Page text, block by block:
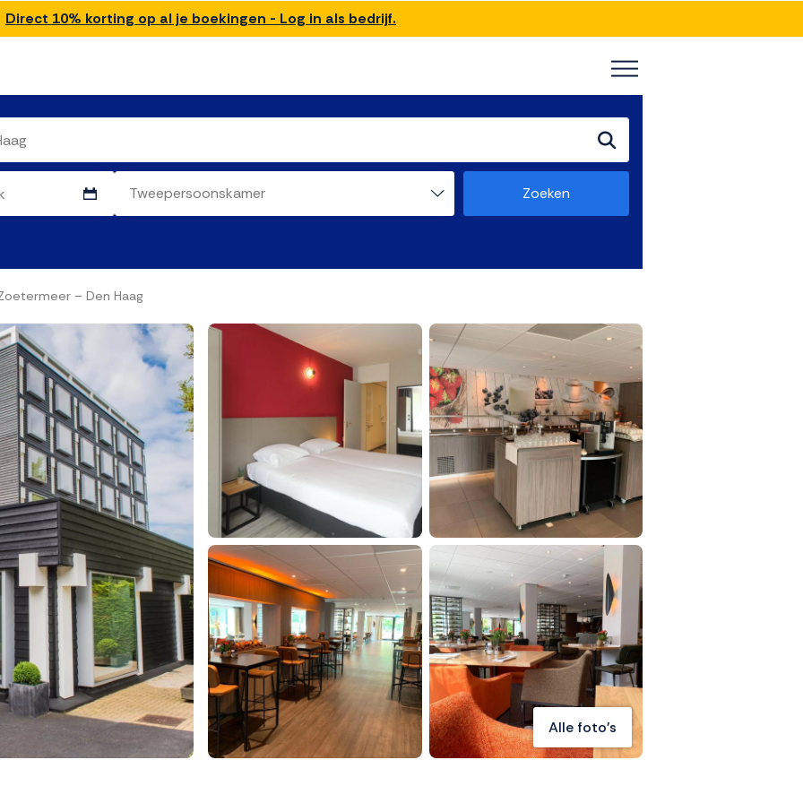
Direct 10% korting op al je boekingen - Log in als bedrijf.
Zoeken
– Den Haag
Alle foto's